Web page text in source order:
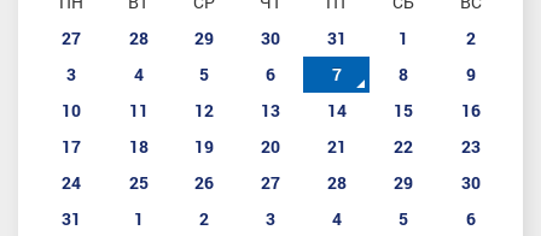
27
28 29 30 31 1
2
3
4 5 6 7 8
9
10
11 12 13 14 15
16
17
18 19 20 21 22
23
24
25 26 27 28 29
30
31
1 2 3 4 5 6